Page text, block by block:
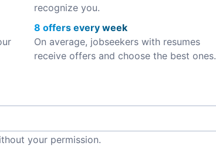
recognize you.
8 offers every week
On average, jobseekers with resumes
receive offers and choose the best ones.
your permission.